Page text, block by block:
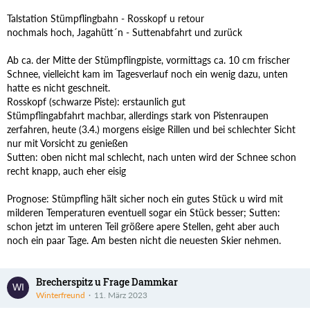
Talstation Stümpflingbahn - Rosskopf u retour
nochmals hoch, Jagahütt´n - Suttenabfahrt und zurück
Ab ca. der Mitte der Stümpflingpiste, vormittags ca. 10 cm frischer
Schnee, vielleicht kam im Tagesverlauf noch ein wenig dazu, unten
hatte es nicht geschneit.
Rosskopf (schwarze Piste): erstaunlich gut
Stümpflingabfahrt machbar, allerdings stark von Pistenraupen
zerfahren, heute (3.4.) morgens eisige Rillen und bei schlechter Sicht
nur mit Vorsicht zu genießen
Sutten: oben nicht mal schlecht, nach unten wird der Schnee schon
recht knapp, auch eher eisig
Prognose: Stümpfling hält sicher noch ein gutes Stück u wird mit
milderen Temperaturen eventuell sogar ein Stück besser; Sutten:
schon jetzt im unteren Teil größere apere Stellen, geht aber auch
noch ein paar Tage. Am besten nicht die neuesten Skier nehmen.
Brecherspitz u Frage Dammkar
Winterfreund 11. März 2023